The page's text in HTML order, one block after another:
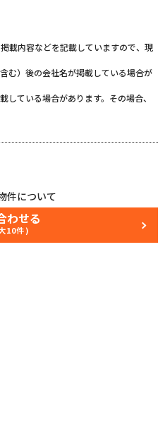
載内容などを記載していますので、現
む）後の会社名が掲載している場合が
ている場合があります。その場合、
件について
わせる
10件)